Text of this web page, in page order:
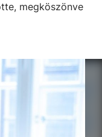
megköszönve